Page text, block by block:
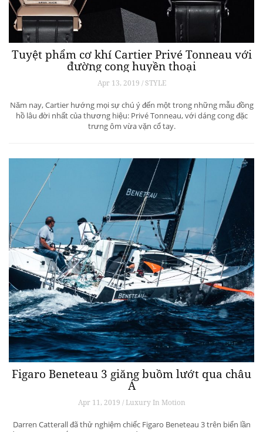
Tuyệt phẩm cơ khí Cartier Privé Tonneau với
đường cong huyền thoại
Apr 13, 2019 / STYLE
Năm nay, Cartier hướng mọi sự chú ý đến một trong những mẫu đồng
hồ lâu đời nhất của thương hiệu: Privé Tonneau, với dáng cong đặc
trưng ôm vừa vặn cổ tay.
Figaro Beneteau 3 giăng buồm lướt qua châu
Á
Apr 11, 2019 / Luxury In Motion
Darren Catterall đã thử nghiệm chiếc Figaro Beneteau 3 trên biển lần